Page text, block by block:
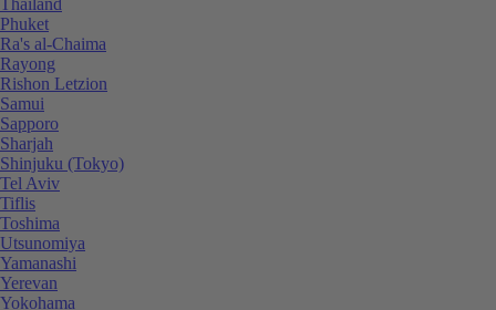
Phuket
Ra's al-Chaima
Rayong
Rishon Letzion
Samui
Sapporo
Sharjah
Shinjuku (Tokyo)
Tel Aviv
Tiflis
Toshima
Utsunomiya
Yamanashi
Yerevan
Yokohama